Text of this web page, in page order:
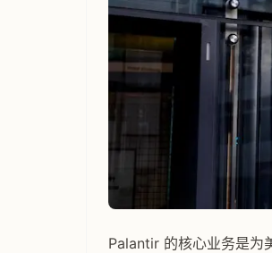
Palantir 的核心业务是为